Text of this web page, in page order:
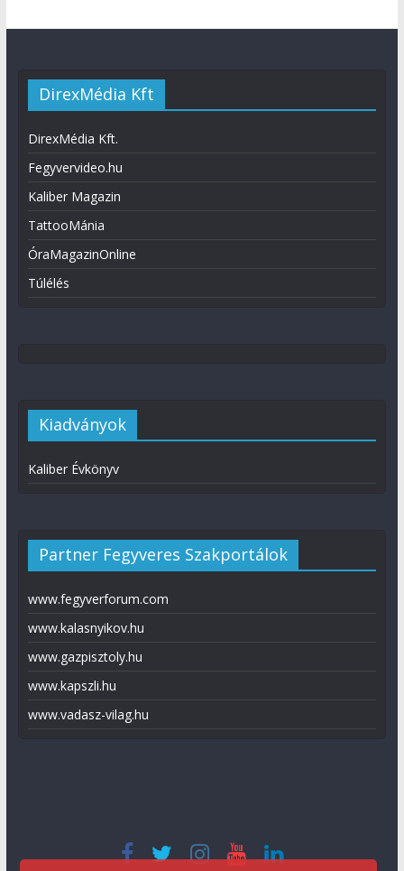
DirexMédia Kft
DirexMédia Kft.
Fegyvervideo.hu
Kaliber Magazin
TattooMánia
ÓraMagazinOnline
Túlélés
Kiadványok
Kaliber Évkönyv
Partner Fegyveres Szakportálok
www.fegyverforum.com
www.kalasnyikov.hu
www.gazpisztoly.hu
www.kapszli.hu
www.vadasz-vilag.hu